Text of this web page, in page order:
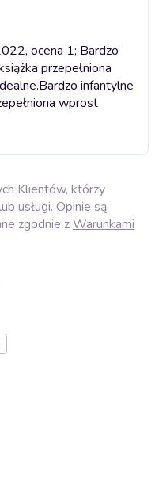
ocena 1; Bardzo
przepełniona
Bardzo infantylne
wprost
Klientów, którzy
usługi. Opinie są
zgodnie zWarunkami